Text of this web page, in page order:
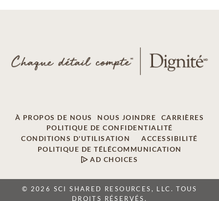
À PROPOS DE NOUS NOUS JOINDRE
CARRIÈRES
POLITIQUE DE CONFIDENTIALITÉ
CONDITIONS D'UTILISATION
ACCESSIBILITÉ
POLITIQUE DE TÉLÉCOMMUNICATION
AD CHOICES
© 2026 SCI SHARED RESOURCES, LLC. TOUS
DROITS RÉSERVÉS.